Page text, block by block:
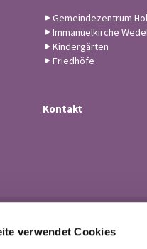
verwendet Cookies
Gemeindezentrum
Immanuelkirche
Kindergärten
Friedhöfe
Kontakt